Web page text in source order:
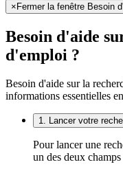
×Fermer la fenêtre Besoin
Besoin d'aide
d'emploi ?
Besoin d'aide sur la
informations essentielles
1. Lancer votre
Pour lancer une
un des deux champs